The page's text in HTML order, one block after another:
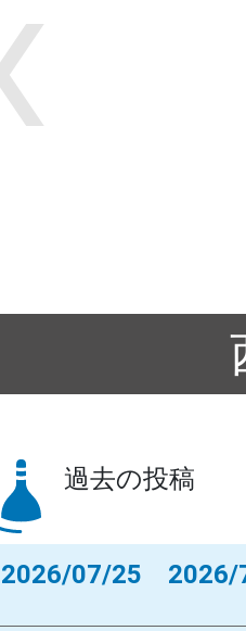
Previous
過去の投稿
2026/07/25 2026/